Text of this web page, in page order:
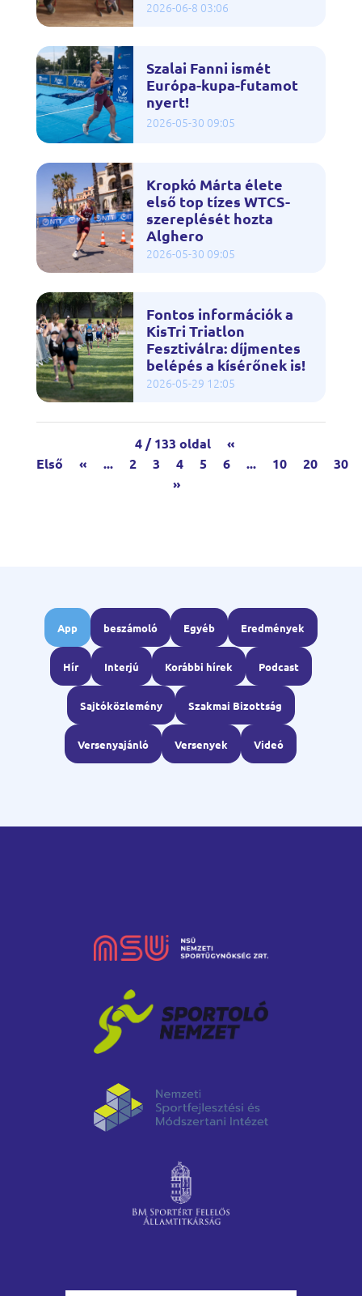
2026-06-8 03:06
Szalai Fanni ismét
Európa-kupa-futamot
nyert!
2026-05-30 09:05
Kropkó Márta élete
első top tízes WTCS-
szereplését hozta
Alghero
2026-05-30 09:05
Fontos információk a
KisTri Triatlon
Fesztiválra: díjmentes
belépés a kísérőnek is!
2026-05-29 12:05
4 / 133 oldal
«
Első
« ... 2 3 4 5 6 ... 10 20
30
»
App beszámoló Egyéb Eredmények
Hír Interjú Korábbi hírek Podcast
Sajtóközlemény Szakmai Bizottság
Versenyajánló Versenyek Videó